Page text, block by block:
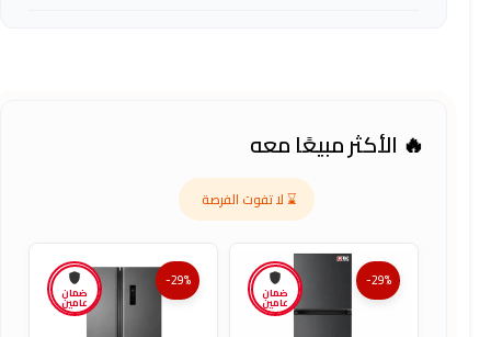
🔥 الأكثر مبيعًا معه
⌛ لا تفوت الفرصة
ضمان
عامين
-29%
ضمان
عامين
-29%